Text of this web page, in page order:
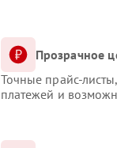
Прозрачное
Точные прайс-
платежей и